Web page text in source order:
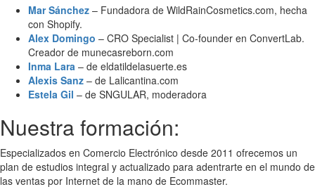
Mar Sánchez – Fundadora de WildRainCosmetics.com, hecha
con Shopify.
Alex Domingo – CRO Specialist | Co-founder en ConvertLab.
Creador de munecasreborn.com
Inma Lara – de eldatildelasuerte.es
Alexis Sanz – de Lalicantina.com
Estela Gil – de SNGULAR, moderadora
Nuestra formación:
Especializados en Comercio Electrónico desde 2011 ofrecemos un
plan de estudios integral y actualizado para adentrarte en el mundo de
las ventas por Internet de la mano de Ecommaster.